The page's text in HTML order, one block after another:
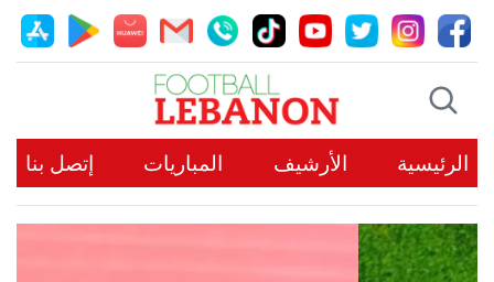
الرئيسية الأرشيف المباريات إتصل بنا